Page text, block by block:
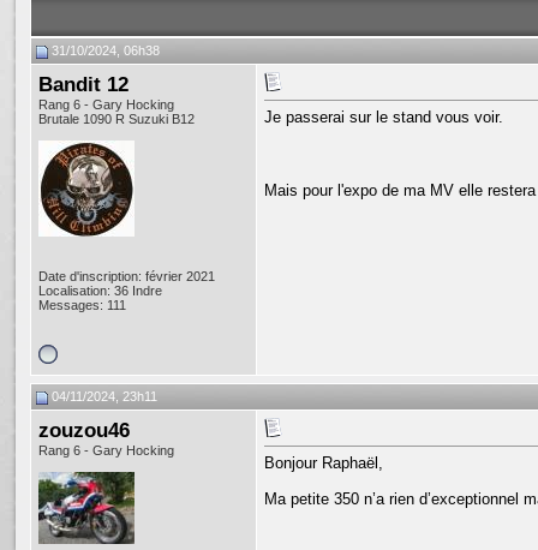
31/10/2024, 06h38
Bandit 12
Rang 6 - Gary Hocking
Brutale 1090 R Suzuki B12
Date d'inscription: février 2021
Localisation: 36 Indre
Messages: 111
Je passerai sur le stand vous voir.
Mais pour l'expo de ma MV elle
04/11/2024, 23h11
zouzou46
Rang 6 - Gary Hocking
Bonjour Raphaël,
Ma petite 350 n’a rien